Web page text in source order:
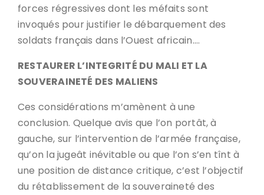
forces régressives dont les méfaits sont
invoqués pour justifier le débarquement des
soldats français dans l’Ouest africain.…
RESTAURER L’INTEGRITÉ DU MALI ET LA
SOUVERAINETÉ DES MALIENS
Ces considérations m’amènent à une
conclusion. Quelque avis que l’on portât, à
gauche, sur l’intervention de l’armée française,
qu’on la jugeât inévitable ou que l’on s’en tînt à
une position de distance critique, c’est l’objectif
du rétablissement de la souveraineté des